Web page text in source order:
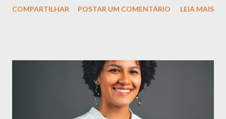
que a alimentação não está atendendo bem às suas
nutricionais diferentes. Por isso, observar o corpo é importante,
mas buscar orientação profissional também faz parte do
cuidado. A seguir, veja quatro sinais que podem indicar que sua
alimentação não está adequada. 1. Sentir fome o tempo todo
COMPARTILHAR POSTAR UM COMENTÁRIO LEIA MAIS